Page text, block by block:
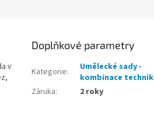
v
Doplňkové parametry
Kategorie:
Umělecké sady -
kombinace technik
Záruka: 2 roky